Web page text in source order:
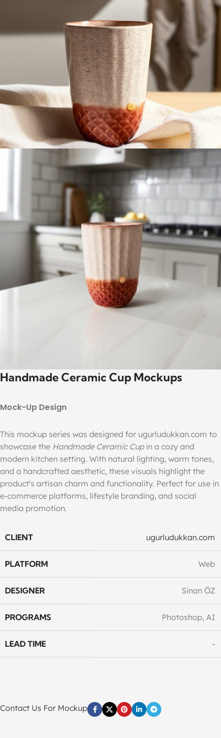
Handmade Ceramic Cup Mockups
Mock-Up Design
This mockup series was designed for ugurludukkan.com to
showcase the Handmade Ceramic Cupin a cozy and
modern kitchen setting. With natural lighting, warm tones,
and a handcrafted aesthetic, these visuals highlight the
product's artisan charm and functionality. Perfect for use in
e-commerce platforms, lifestyle branding, and social
media promotion.
CLIENT ugurludukkan.com
PLATFORM Web
DESIGNER Sinan ÖZ
PROGRAMS Photoshop, AI
LEAD TIME -
Contact Us For Mockup